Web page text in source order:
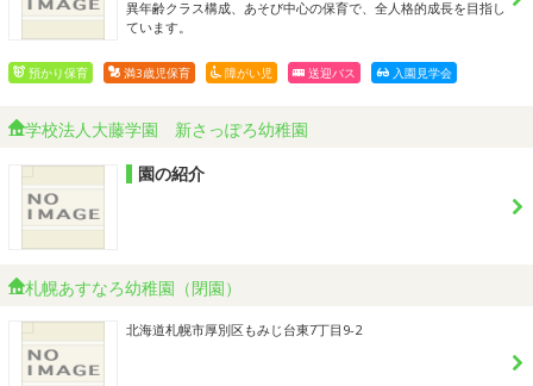
異年齢クラス構成、あそび中心の保育で、全人格的成長を目指し
ています。
預かり保育 満3歳児保育 障がい児 送迎バス 入園見学会
学校法人大藤学園 新さっぽろ幼稚園
園の紹介
札幌あすなろ幼稚園（閉園）
北海道札幌市厚別区もみじ台東7丁目9-2